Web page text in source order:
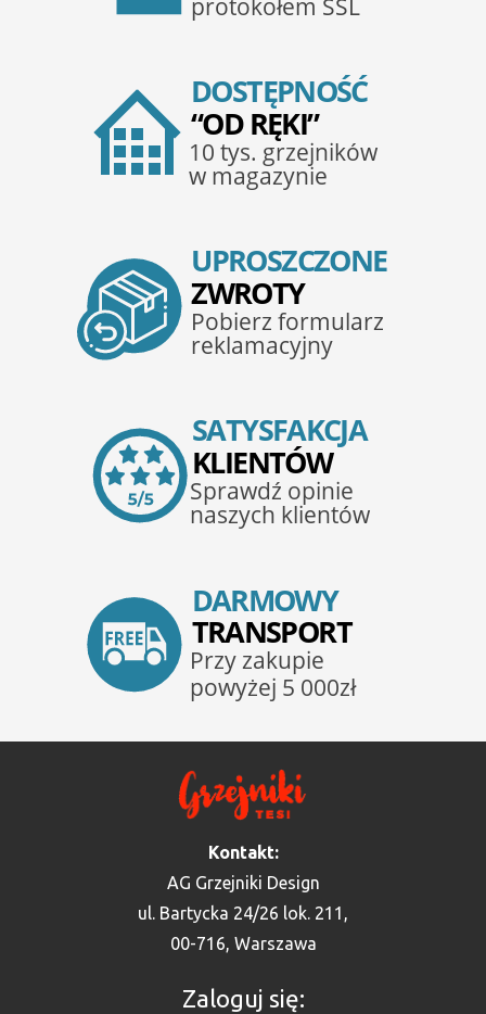
Kontakt:
AG Grzejniki Design
ul. Bartycka 24/26 lok. 211,
00-716, Warszawa
Zaloguj się: